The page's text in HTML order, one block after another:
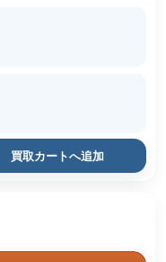
買取カートへ追加